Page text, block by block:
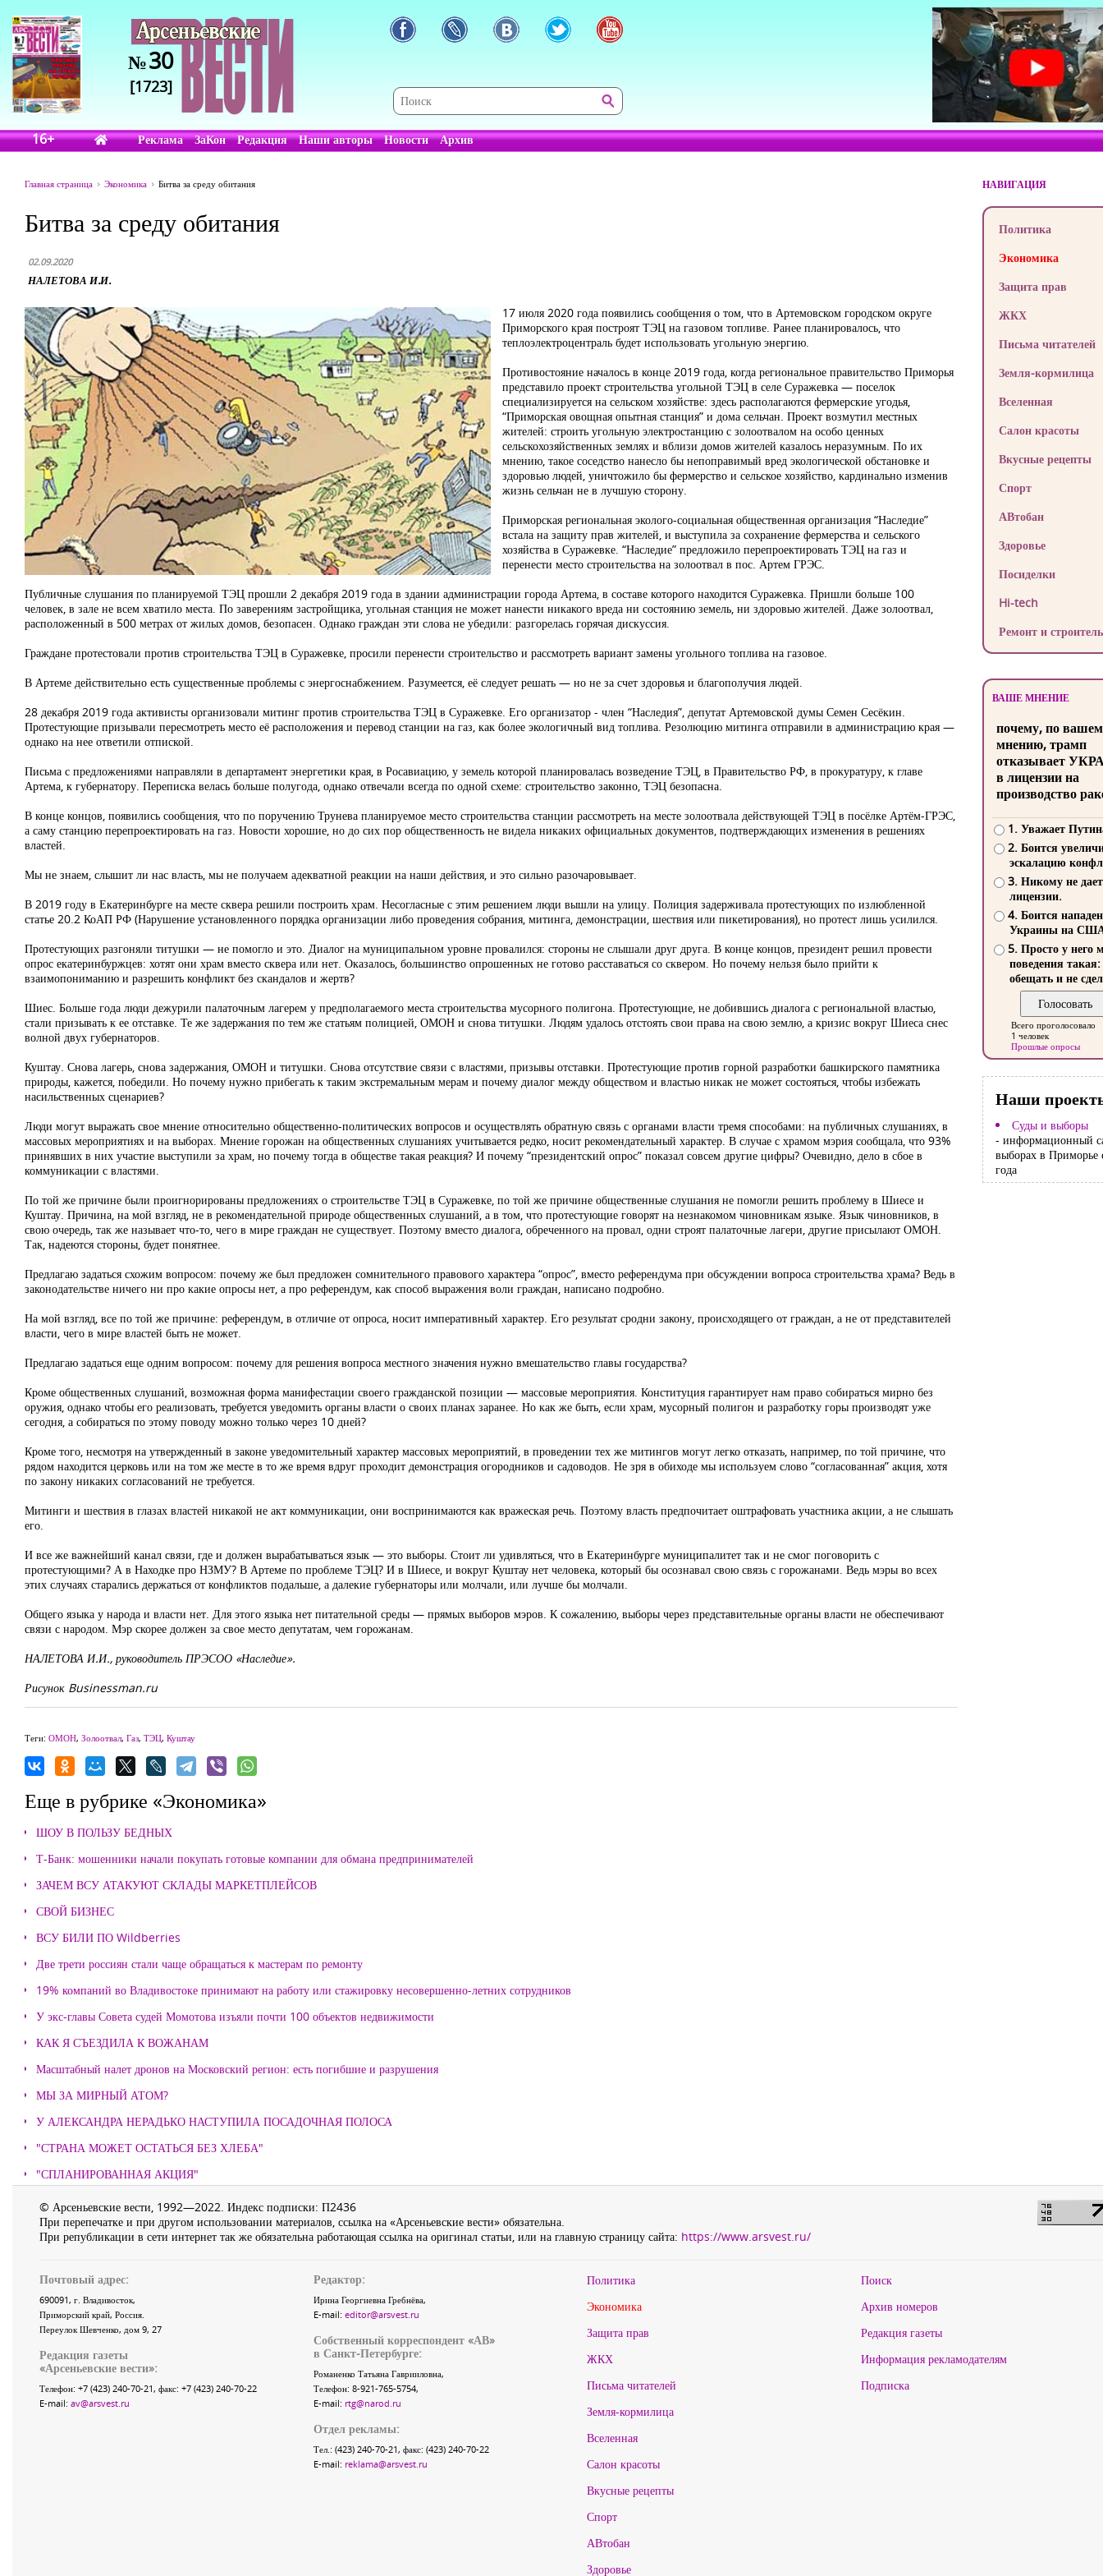
№30
[1723]
16+ Реклама ЗаКон Редакция Наши авторы Новости Архив
Главная страница Экономика Битва за среду обитания
Битва за среду обитания
02.09.2020
НАЛЕТОВА И.И.
17 июля 2020 года появились сообщения о том, что в Артемовском городском округе
Приморского края построят ТЭЦ на газовом топливе. Ранее планировалось, что
теплоэлектроцентраль будет использовать угольную энергию.
Противостояние началось в конце 2019 года, когда региональное правительство Приморья
представило проект строительства угольной ТЭЦ в селе Суражевка — поселок
специализируется на сельском хозяйстве: здесь располагаются фермерские угодья,
“Приморская овощная опытная станция” и дома сельчан. Проект возмутил местных
жителей: строить угольную электростанцию с золоотвалом на особо ценных
сельскохозяйственных землях и вблизи домов жителей казалось неразумным. По их
мнению, такое соседство нанесло бы непоправимый вред экологической обстановке и
здоровью людей, уничтожило бы фермерство и сельское хозяйство, кардинально изменив
жизнь сельчан не в лучшую сторону.
Приморская региональная эколого-социальная общественная организация “Наследие”
встала на защиту прав жителей, и выступила за сохранение фермерства и сельского
хозяйства в Суражевке. “Наследие” предложило перепроектировать ТЭЦ на газ и
перенести место строительства на золоотвал в пос. Артем ГРЭС.
Публичные слушания по планируемой ТЭЦ прошли 2 декабря 2019 года в здании администрации города Артема, в составе которого находится Суражевка. Пришли больше 100
человек, в зале не всем хватило места. По заверениям застройщика, угольная станция не может нанести никакого вреда ни состоянию земель, ни здоровью жителей. Даже золоотвал,
расположенный в 500 метрах от жилых домов, безопасен. Однако граждан эти слова не убедили: разгорелась горячая дискуссия.
Граждане протестовали против строительства ТЭЦ в Суражевке, просили перенести строительство и рассмотреть вариант замены угольного топлива на газовое.
В Артеме действительно есть существенные проблемы с энергоснабжением. Разумеется, её следует решать — но не за счет здоровья и благополучия людей.
28 декабря 2019 года активисты организовали митинг против строительства ТЭЦ в Суражевке. Его организатор - член “Наследия”, депутат Артемовской думы Семен Сесёкин.
Протестующие призывали пересмотреть место её расположения и перевод станции на газ, как более экологичный вид топлива. Резолюцию митинга отправили в администрацию края —
однако на нее ответили отпиской.
Письма с предложениями направляли в департамент энергетики края, в Росавиацию, у земель которой планировалась возведение ТЭЦ, в Правительство РФ, в прокуратуру, к главе
Артема, к губернатору. Переписка велась больше полугода, однако отвечали всегда по одной схеме: строительство законно, ТЭЦ безопасна.
В конце концов, появились сообщения, что по поручению Трунева планируемое место строительства станции рассмотреть на месте золоотвала действующей ТЭЦ в посёлке Артём-ГРЭС,
а саму станцию перепроектировать на газ. Новости хорошие, но до сих пор общественность не видела никаких официальных документов, подтверждающих изменения в решениях
властей.
Мы не знаем, слышит ли нас власть, мы не получаем адекватной реакции на наши действия, и это сильно разочаровывает.
В 2019 году в Екатеринбурге на месте сквера решили построить храм. Несогласные с этим решением люди вышли на улицу. Полиция задерживала протестующих по излюбленной
статье 20.2 КоАП РФ (Нарушение установленного порядка организации либо проведения собрания, митинга, демонстрации, шествия или пикетирования), но протест лишь усилился.
Протестующих разгоняли титушки — не помогло и это. Диалог на муниципальном уровне провалился: стороны не слышали друг друга. В конце концов, президент решил провести
опрос екатеринбуржцев: хотят они храм вместо сквера или нет. Оказалось, большинство опрошенных не готово расставаться со сквером. Но почему нельзя было прийти к
взаимопониманию и разрешить конфликт без скандалов и жертв?
Шиес. Больше года люди дежурили палаточным лагерем у предполагаемого места строительства мусорного полигона. Протестующие, не добившись диалога с региональной властью,
стали призывать к ее отставке. Те же задержания по тем же статьям полицией, ОМОН и снова титушки. Людям удалось отстоять свои права на свою землю, а кризис вокруг Шиеса снес
волной двух губернаторов.
Куштау. Снова лагерь, снова задержания, ОМОН и титушки. Снова отсутствие связи с властями, призывы отставки. Протестующие против горной разработки башкирского памятника
природы, кажется, победили. Но почему нужно прибегать к таким экстремальным мерам и почему диалог между обществом и властью никак не может состояться, чтобы избежать
насильственных сценариев?
Люди могут выражать свое мнение относительно общественно-политических вопросов и осуществлять обратную связь с органами власти тремя способами: на публичных слушаниях, в
массовых мероприятиях и на выборах. Мнение горожан на общественных слушаниях учитывается редко, носит рекомендательный характер. В случае с храмом мэрия сообщала, что 93%
принявших в них участие выступили за храм, но почему тогда в обществе такая реакция? И почему “президентский опрос” показал совсем другие цифры? Очевидно, дело в сбое в
коммуникации с властями.
По той же причине были проигнорированы предложениях о строительстве ТЭЦ в Суражевке, по той же причине общественные слушания не помогли решить проблему в Шиесе и
Куштау. Причина, на мой взгляд, не в рекомендательной природе общественных слушаний, а в том, что протестующие говорят на незнакомом чиновникам языке. Язык чиновников, в
свою очередь, так же называет что-то, чего в мире граждан не существует. Поэтому вместо диалога, обреченного на провал, одни строят палаточные лагери, другие присылают ОМОН.
Так, надеются стороны, будет понятнее.
Предлагаю задаться схожим вопросом: почему же был предложен сомнительного правового характера “опрос”, вместо референдума при обсуждении вопроса строительства храма? Ведь в
законодательстве ничего ни про какие опросы нет, а про референдум, как способ выражения воли граждан, написано подробно.
На мой взгляд, все по той же причине: референдум, в отличие от опроса, носит императивный характер. Его результат сродни закону, происходящего от граждан, а не от представителей
власти, чего в мире властей быть не может.
Предлагаю задаться еще одним вопросом: почему для решения вопроса местного значения нужно вмешательство главы государства?
Кроме общественных слушаний, возможная форма манифестации своего гражданской позиции — массовые мероприятия. Конституция гарантирует нам право собираться мирно без
оружия, однако чтобы его реализовать, требуется уведомить органы власти о своих планах заранее. Но как же быть, если храм, мусорный полигон и разработку горы производят уже
сегодня, а собираться по этому поводу можно только через 10 дней?
Кроме того, несмотря на утвержденный в законе уведомительный характер массовых мероприятий, в проведении тех же митингов могут легко отказать, например, по той причине, что
рядом находится церковь или на том же месте в то же время вдруг проходит демонстрация огородников и садоводов. Не зря в обиходе мы используем слово “согласованная” акция, хотя
по закону никаких согласований не требуется.
Митинги и шествия в глазах властей никакой не акт коммуникации, они воспринимаются как вражеская речь. Поэтому власть предпочитает оштрафовать участника акции, а не слышать
его.
И все же важнейший канал связи, где и должен вырабатываться язык — это выборы. Стоит ли удивляться, что в Екатеринбурге муниципалитет так и не смог поговорить с
протестующими? А в Находке про НЗМУ? В Артеме по проблеме ТЭЦ? И в Шиесе, и вокруг Куштау нет человека, который бы осознавал свою связь с горожанами. Ведь мэры во всех
этих случаях старались держаться от конфликтов подальше, а далекие губернаторы или молчали, или лучше бы молчали.
Общего языка у народа и власти нет. Для этого языка нет питательной среды — прямых выборов мэров. К сожалению, выборы через представительные органы власти не обеспечивают
связи с народом. Мэр скорее должен за свое место депутатам, чем горожанам.
НАЛЕТОВА И.И., руководитель ПРЭСОО «Наследие».
Рисунок Businessman.ru
Теги: ОМОН, Золоотвал, Газ, ТЭЦ, Куштау
Еще в рубрике «Экономика»
ШОУ В ПОЛЬЗУ БЕДНЫХ
Т-Банк: мошенники начали покупать готовые компании для обмана предпринимателей
ЗАЧЕМ ВСУ АТАКУЮТ СКЛАДЫ МАРКЕТПЛЕЙСОВ
СВОЙ БИЗНЕС
ВСУ БИЛИ ПО Wildberries
Две трети россиян стали чаще обращаться к мастерам по ремонту
19% компаний во Владивостоке принимают на работу или стажировку несовершенно-летних сотрудников
У экс-главы Совета судей Момотова изъяли почти 100 объектов недвижимости
КАК Я СЪЕЗДИЛА К ВОЖАНАМ
Масштабный налет дронов на Московский регион: есть погибшие и разрушения
МЫ ЗА МИРНЫЙ АТОМ?
У АЛЕКСАНДРА НЕРАДЬКО НАСТУПИЛА ПОСАДОЧНАЯ ПОЛОСА
"СТРАНА МОЖЕТ ОСТАТЬСЯ БЕЗ ХЛЕБА"
"СПЛАНИРОВАННАЯ АКЦИЯ"
НАВИГАЦИЯ
Политика
Экономика
Защита прав
ЖКХ
Письма читателей
Земля-кормилица
Вселенная
Салон красоты
Вкусные рецепты
Спорт
АВтобан
Здоровье
Посиделки
Hi-tech
Ремонт и
ВАШЕ МНЕНИЕ
почему, по
мнению, трамп
отказывает
в лицензии на
производство
1. Уважает
2. Боится
эскалацию
3. Никому не
лицензии.
4. Боится
Украины на
5. Просто у него
поведения такая:
обещать и не
Всего проголосовало
1 человек
Прошлые опросы
Наши
Суды и выборы
- информационный
выборах в Приморье
года
© Арсеньевские вести, 1992—2022. Индекс подписки: П2436
При перепечатке и при другом использовании материалов, ссылка на «Арсеньевские вести» обязательна.
При републикации в сети интернет так же обязательна работающая ссылка на оригинал статьи, или на главную страницу сайта: https://www.arsvest.ru/
Почтовый адрес:
690091, г. Владивосток,
Приморский край, Россия.
Переулок Шевченко, дом 9, 27
Редакция газеты
«Арсеньевские вести»:
Телефон: +7 (423) 240-70-21, факс: +7 (423) 240-70-22
E-mail: av@arsvest.ru
Редактор:
Ирина Георгиевна Гребнёва,
E-mail: editor@arsvest.ru
Собственный корреспондент «АВ»
в Санкт-Петербурге:
Романенко Татьяна Гаврииловна,
Телефон: 8-921-765-5754,
E-mail: rtg@narod.ru
Отдел рекламы:
Тел.: (423) 240-70-21, факс: (423) 240-70-22
E-mail: reklama@arsvest.ru
Политика
Экономика
Защита прав
ЖКХ
Письма читателей
Земля-кормилица
Вселенная
Салон красоты
Вкусные рецепты
Спорт
АВтобан
Здоровье
Поиск
Архив номеров
Редакция газеты
Информация рекламодателям
Подписка